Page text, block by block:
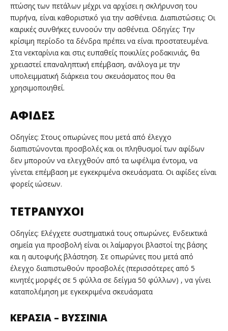
πτώσης των πετάλων μέχρι να αρχίσει η σκλήρυνση του
πυρήνα, είναι καθοριστικό για την ασθένεια. Διαπιστώσεις: Οι
καιρικές συνθήκες ευνοούν την ασθένεια. Οδηγίες: Την
κρίσιμη περίοδο τα δένδρα πρέπει να είναι προστατευμένα.
Στα νεκταρίνια και στις ευπαθείς ποικιλίες ροδακινιάς, θα
χρειαστεί επαναληπτική επέμβαση, ανάλογα με την
υπολειμματική διάρκεια του σκευάσματος που θα
χρησιμοποιηθεί.
ΑΦΙΔΕΣ
Οδηγίες: Στους οπωρώνες που μετά από έλεγχο
διαπιστώνονται προσβολές και οι πληθυσμοί των αφίδων
δεν μπορούν να ελεγχθούν από τα ωφέλιμα έντομα, να
γίνεται επέμβαση με εγκεκριμένα σκευάσματα. Οι αφίδες είναι
φορείς ιώσεων.
ΤΕΤΡΑΝΥΧΟΙ
Οδηγίες: Ελέγχετε συστηματικά τους οπωρώνες. Ενδεικτικά
σημεία για προσβολή είναι οι λαίμαργοι βλαστοί της βάσης
και η αυτοφυής βλάστηση. Σε οπωρώνες που μετά από
έλεγχο διαπιστωθούν προσβολές (περισσότερες από 5
κινητές μορφές σε 5 φύλλα σε δείγμα 50 φύλλων) , να γίνει
καταπολέμηση με εγκεκριμένα σκευάσματα
ΚΕΡΑΣΙΑ – ΒΥΣΣΙΝΙΑ